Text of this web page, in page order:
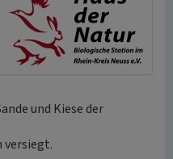
und Kiese der
versiegt.